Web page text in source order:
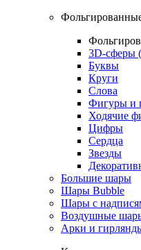
3D-сферы
Буквы
Круги
Слова
Фигуры и
Ходячие
Цифры
Сердца
Звезды
Большие шары
Шары Bubble
Шары с
Воздушные
Арки и